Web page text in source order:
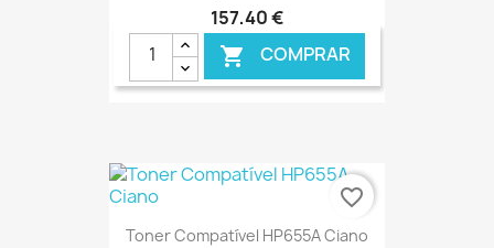
157,40 €
 COMPRAR
€ ONLINE
Toner Compatível HP655A Ciano
favorite_border